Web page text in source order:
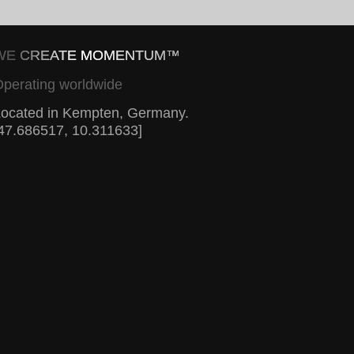
CREATE MOMENTUM™
worldwide
in Kempten, Germany.
10.311633]